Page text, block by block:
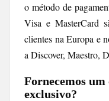
o método de
Visa e MasterCard
clientes na Europa e
a Discover, Maestro,
Fornecemos um
exclusivo?